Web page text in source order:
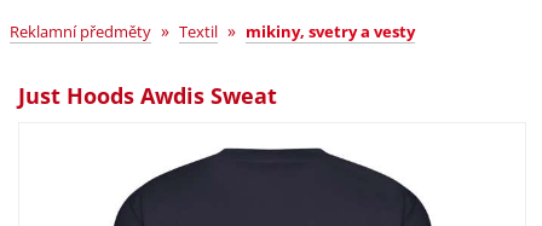
Reklamní předměty » Textil » mikiny, svetry a vesty
Just Hoods Awdis Sweat